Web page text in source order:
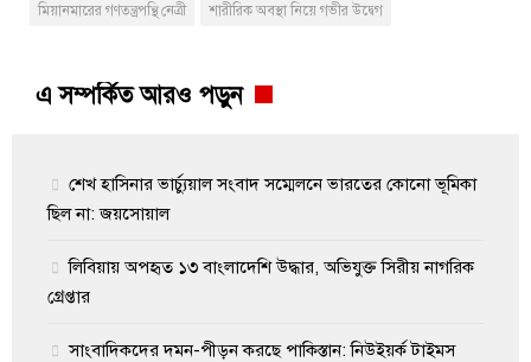
মিয়ানমারের গণতন্ত্রপন্থি নেত্রী
শারীরিক অবস্থা নিয়ে গভীর উদ্বেগ
এ সম্পর্কিত আরও পড়ুন
শেখ হাসিনার ভার্চ্যুয়াল সংবাদ সম্মেলনে ভারতের কোনো ভূমিকা
ছিল না: জয়সোয়াল
লিবিয়ায় অপহৃত ১৩ বাংলাদেশি উদ্ধার, অভিযুক্ত সিরীয় নাগরিক
গ্রেপ্তার
সাংবাদিকদের দমন-পীড়ন করছে পাকিস্তান: নিউইয়র্ক টাইমস